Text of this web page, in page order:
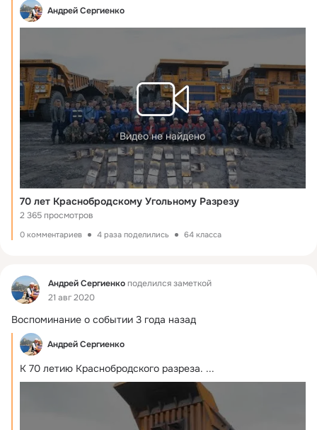
Андрей Сергиенко
Видео не найдено
70 лет Краснобродскому Угольному Разрезу
2 365 просмотров
0 комментариев 4 раза поделились 64 класса
Фид Андрей Сергиенкоподелился заметкой
21 авг 2020
Воспоминание о событии 3 года назад
Андрей Сергиенко
К 70 летию Краснобродского разреза. ...